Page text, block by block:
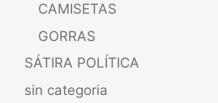
CAMISETAS
GORRAS
SÁTIRA POLÍTICA
sin categoria